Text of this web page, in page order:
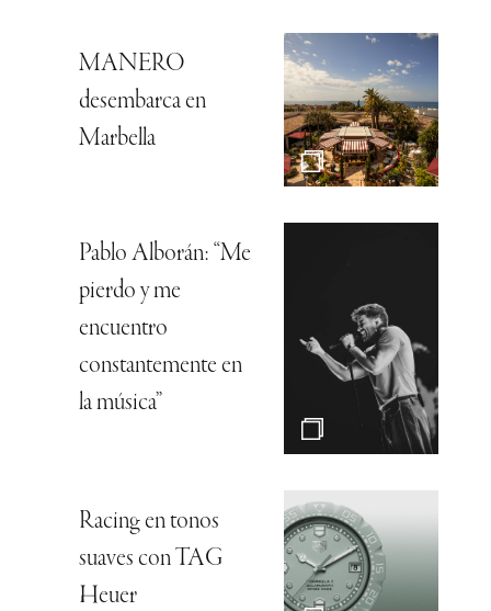
MANERO
desembarca en
Marbella
Pablo Alborán: “Me
pierdo y me
encuentro
constantemente en
la música”
Racing en tonos
suaves con TAG
Heuer